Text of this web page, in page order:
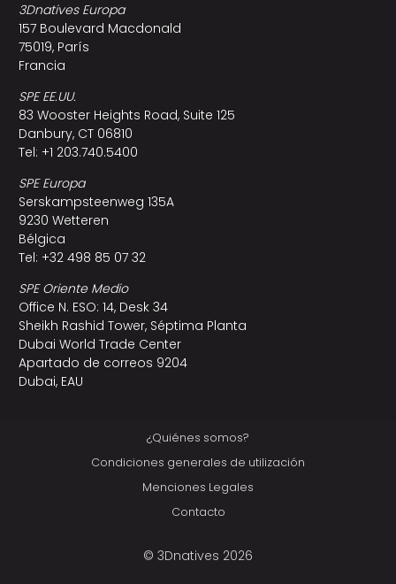
3Dnatives Europa
157 Boulevard Macdonald
75019, París
Francia
SPE EE.UU.
83 Wooster Heights Road, Suite 125
Danbury, CT 06810
Tel: +1 203.740.5400
SPE Europa
Serskampsteenweg 135A
9230 Wetteren
Bélgica
Tel: +32 498 85 07 32
SPE Oriente Medio
Office N. ESO: 14, Desk 34
Sheikh Rashid Tower, Séptima Planta
Dubai World Trade Center
Apartado de correos 9204
Dubai, EAU
¿Quiénes somos?
Condiciones generales de utilización
Menciones Legales
Contacto
© 3Dnatives 2026